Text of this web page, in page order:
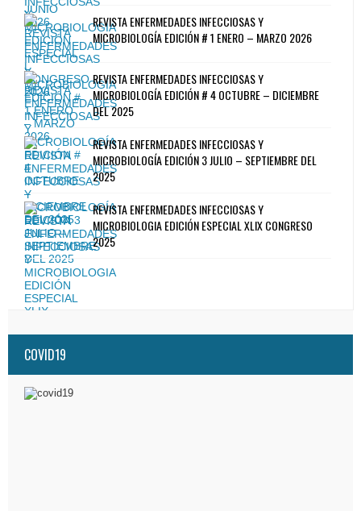
REVISTA ENFERMEDADES INFECCIOSAS Y
MICROBIOLOGÍA EDICIÓN # 1 ENERO – MARZO 2026
REVISTA ENFERMEDADES INFECCIOSAS Y
MICROBIOLOGÍA EDICIÓN # 4 OCTUBRE – DICIEMBRE
DEL 2025
REVISTA ENFERMEDADES INFECCIOSAS Y
MICROBIOLOGÍA EDICIÓN 3 JULIO – SEPTIEMBRE DEL
2025
REVISTA ENFERMEDADES INFECCIOSAS Y
MICROBIOLOGIA EDICIÓN ESPECIAL XLIX CONGRESO
2025
COVID19